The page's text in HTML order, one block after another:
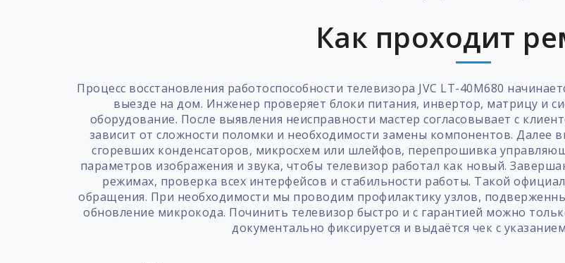
Как проходит
Процесс восстановления работоспособности телевизора JVC LT-40M680
выезде на дом. Инженер проверяет блоки питания, инвертор, матрицу и
оборудование. После выявления неисправности мастер согласовывает с
зависит от сложности поломки и необходимости замены компонентов. Далее
сгоревших конденсаторов, микросхем или шлейфов, перепрошивка
параметров изображения и звука, чтобы телевизор работал как новый.
режимах, проверка всех интерфейсов и стабильности работы. Такой
обращения. При необходимости мы проводим профилактику узлов,
обновление микрокода. Починить телевизор быстро и с гарантией можно
документально фиксируется и выдаётся чек с